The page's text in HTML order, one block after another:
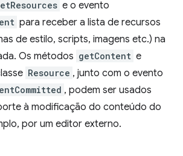
e o evento
para receber a lista de recursos
de estilo, scripts, imagens etc.) na
Os métodos getContent e
Resource , junto com o evento
, podem ser usados
à modificação do conteúdo do
por um editor externo.